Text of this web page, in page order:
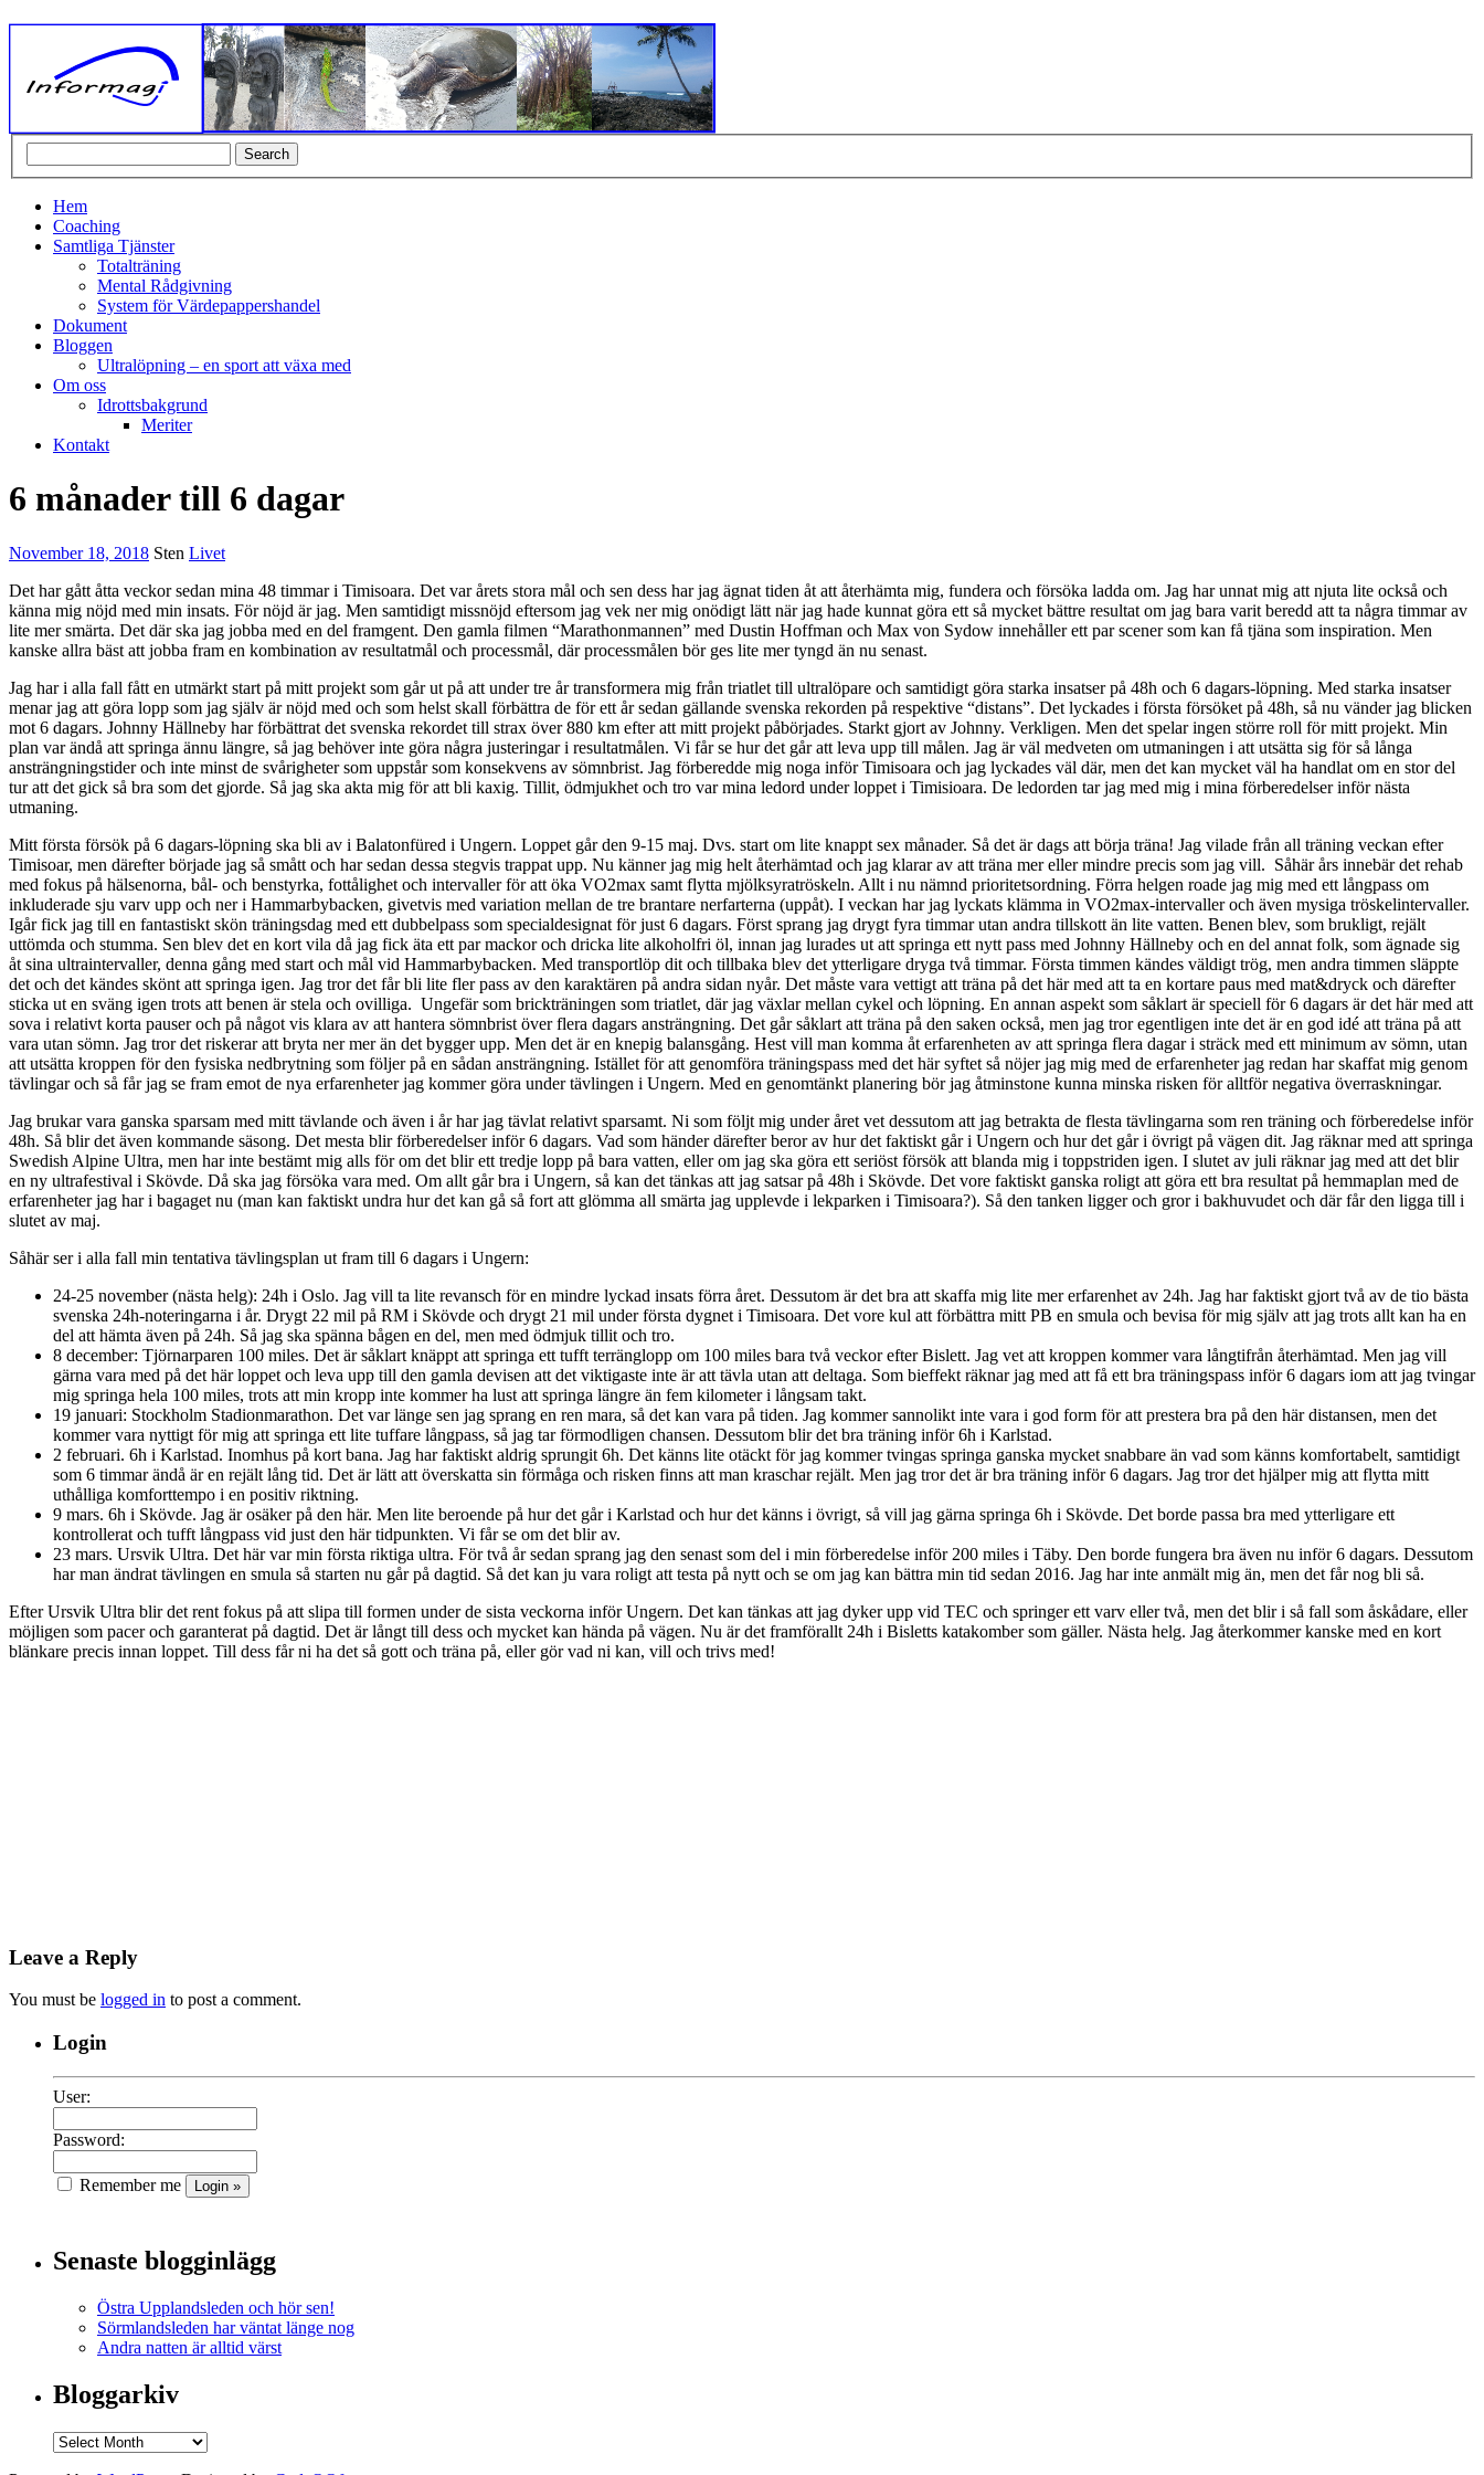
Search
Hem
Coaching
Samtliga Tjänster
Totalträning
Mental Rådgivning
System för Värdepappershandel
Dokument
Bloggen
Ultralöpning – en sport att växa med
Om oss
Idrottsbakgrund
Meriter
Kontakt
6 månader till 6 dagar
November 18, 2018 Sten Livet
Det har gått åtta veckor sedan mina 48 timmar i Timisoara. Det var årets stora mål och sen dess har jag ägnat tiden åt att återhämta mig, fundera och försöka ladda om. Jag har unnat mig att njuta lite också och
känna mig nöjd med min insats. För nöjd är jag. Men samtidigt missnöjd eftersom jag vek ner mig onödigt lätt när jag hade kunnat göra ett så mycket bättre resultat om jag bara varit beredd att ta några timmar av
lite mer smärta. Det där ska jag jobba med en del framgent. Den gamla filmen “Marathonmannen” med Dustin Hoffman och Max von Sydow innehåller ett par scener som kan få tjäna som inspiration. Men
kanske allra bäst att jobba fram en kombination av resultatmål och processmål, där processmålen bör ges lite mer tyngd än nu senast.
Jag har i alla fall fått en utmärkt start på mitt projekt som går ut på att under tre år transformera mig från triatlet till ultralöpare och samtidigt göra starka insatser på 48h och 6 dagars-löpning. Med starka insatser
menar jag att göra lopp som jag själv är nöjd med och som helst skall förbättra de för ett år sedan gällande svenska rekorden på respektive “distans”. Det lyckades i första försöket på 48h, så nu vänder jag blicken
mot 6 dagars. Johnny Hällneby har förbättrat det svenska rekordet till strax över 880 km efter att mitt projekt påbörjades. Starkt gjort av Johnny. Verkligen. Men det spelar ingen större roll för mitt projekt. Min
plan var ändå att springa ännu längre, så jag behöver inte göra några justeringar i resultatmålen. Vi får se hur det går att leva upp till målen. Jag är väl medveten om utmaningen i att utsätta sig för så långa
ansträngningstider och inte minst de svårigheter som uppstår som konsekvens av sömnbrist. Jag förberedde mig noga inför Timisoara och jag lyckades väl där, men det kan mycket väl ha handlat om en stor del
tur att det gick så bra som det gjorde. Så jag ska akta mig för att bli kaxig. Tillit, ödmjukhet och tro var mina ledord under loppet i Timisioara. De ledorden tar jag med mig i mina förberedelser inför nästa
utmaning.
Mitt första försök på 6 dagars-löpning ska bli av i Balatonfüred i Ungern. Loppet går den 9-15 maj. Dvs. start om lite knappt sex månader. Så det är dags att börja träna! Jag vilade från all träning veckan efter
Timisoar, men därefter började jag så smått och har sedan dessa stegvis trappat upp. Nu känner jag mig helt återhämtad och jag klarar av att träna mer eller mindre precis som jag vill. Såhär års innebär det rehab
med fokus på hälsenorna, bål- och benstyrka, fottålighet och intervaller för att öka VO2max samt flytta mjölksyratröskeln. Allt i nu nämnd prioritetsordning. Förra helgen roade jag mig med ett långpass om
inkluderade sju varv upp och ner i Hammarbybacken, givetvis med variation mellan de tre brantare nerfarterna (uppåt). I veckan har jag lyckats klämma in VO2max-intervaller och även mysiga tröskelintervaller.
Igår fick jag till en fantastiskt skön träningsdag med ett dubbelpass som specialdesignat för just 6 dagars. Först sprang jag drygt fyra timmar utan andra tillskott än lite vatten. Benen blev, som brukligt, rejält
uttömda och stumma. Sen blev det en kort vila då jag fick äta ett par mackor och dricka lite alkoholfri öl, innan jag lurades ut att springa ett nytt pass med Johnny Hällneby och en del annat folk, som ägnade sig
åt sina ultraintervaller, denna gång med start och mål vid Hammarbybacken. Med transportlöp dit och tillbaka blev det ytterligare dryga två timmar. Första timmen kändes väldigt trög, men andra timmen släppte
det och det kändes skönt att springa igen. Jag tror det får bli lite fler pass av den karaktären på andra sidan nyår. Det måste vara vettigt att träna på det här med att ta en kortare paus med mat&dryck och därefter
sticka ut en sväng igen trots att benen är stela och ovilliga. Ungefär som brickträningen som triatlet, där jag växlar mellan cykel och löpning. En annan aspekt som såklart är speciell för 6 dagars är det här med att
sova i relativt korta pauser och på något vis klara av att hantera sömnbrist över flera dagars ansträngning. Det går såklart att träna på den saken också, men jag tror egentligen inte det är en god idé att träna på att
vara utan sömn. Jag tror det riskerar att bryta ner mer än det bygger upp. Men det är en knepig balansgång. Hest vill man komma åt erfarenheten av att springa flera dagar i sträck med ett minimum av sömn, utan
att utsätta kroppen för den fysiska nedbrytning som följer på en sådan ansträngning. Istället för att genomföra träningspass med det här syftet så nöjer jag mig med de erfarenheter jag redan har skaffat mig genom
tävlingar och så får jag se fram emot de nya erfarenheter jag kommer göra under tävlingen i Ungern. Med en genomtänkt planering bör jag åtminstone kunna minska risken för alltför negativa överraskningar.
Jag brukar vara ganska sparsam med mitt tävlande och även i år har jag tävlat relativt sparsamt. Ni som följt mig under året vet dessutom att jag betrakta de flesta tävlingarna som ren träning och förberedelse inför
48h. Så blir det även kommande säsong. Det mesta blir förberedelser inför 6 dagars. Vad som händer därefter beror av hur det faktiskt går i Ungern och hur det går i övrigt på vägen dit. Jag räknar med att springa
Swedish Alpine Ultra, men har inte bestämt mig alls för om det blir ett tredje lopp på bara vatten, eller om jag ska göra ett seriöst försök att blanda mig i toppstriden igen. I slutet av juli räknar jag med att det blir
en ny ultrafestival i Skövde. Då ska jag försöka vara med. Om allt går bra i Ungern, så kan det tänkas att jag satsar på 48h i Skövde. Det vore faktiskt ganska roligt att göra ett bra resultat på hemmaplan med de
erfarenheter jag har i bagaget nu (man kan faktiskt undra hur det kan gå så fort att glömma all smärta jag upplevde i lekparken i Timisoara?). Så den tanken ligger och gror i bakhuvudet och där får den ligga till i
slutet av maj.
Såhär ser i alla fall min tentativa tävlingsplan ut fram till 6 dagars i Ungern:
24-25 november (nästa helg): 24h i Oslo. Jag vill ta lite revansch för en mindre lyckad insats förra året. Dessutom är det bra att skaffa mig lite mer erfarenhet av 24h. Jag har faktiskt gjort två av de tio bästa
svenska 24h-noteringarna i år. Drygt 22 mil på RM i Skövde och drygt 21 mil under första dygnet i Timisoara. Det vore kul att förbättra mitt PB en smula och bevisa för mig själv att jag trots allt kan ha en
del att hämta även på 24h. Så jag ska spänna bågen en del, men med ödmjuk tillit och tro.
8 december: Tjörnarparen 100 miles. Det är såklart knäppt att springa ett tufft terränglopp om 100 miles bara två veckor efter Bislett. Jag vet att kroppen kommer vara långtifrån återhämtad. Men jag vill
gärna vara med på det här loppet och leva upp till den gamla devisen att det viktigaste inte är att tävla utan att deltaga. Som bieffekt räknar jag med att få ett bra träningspass inför 6 dagars iom att jag tvingar
mig springa hela 100 miles, trots att min kropp inte kommer ha lust att springa längre än fem kilometer i långsam takt.
19 januari: Stockholm Stadionmarathon. Det var länge sen jag sprang en ren mara, så det kan vara på tiden. Jag kommer sannolikt inte vara i god form för att prestera bra på den här distansen, men det
kommer vara nyttigt för mig att springa ett lite tuffare långpass, så jag tar förmodligen chansen. Dessutom blir det bra träning inför 6h i Karlstad.
2 februari. 6h i Karlstad. Inomhus på kort bana. Jag har faktiskt aldrig sprungit 6h. Det känns lite otäckt för jag kommer tvingas springa ganska mycket snabbare än vad som känns komfortabelt, samtidigt
som 6 timmar ändå är en rejält lång tid. Det är lätt att överskatta sin förmåga och risken finns att man kraschar rejält. Men jag tror det är bra träning inför 6 dagars. Jag tror det hjälper mig att flytta mitt
uthålliga komforttempo i en positiv riktning.
9 mars. 6h i Skövde. Jag är osäker på den här. Men lite beroende på hur det går i Karlstad och hur det känns i övrigt, så vill jag gärna springa 6h i Skövde. Det borde passa bra med ytterligare ett
kontrollerat och tufft långpass vid just den här tidpunkten. Vi får se om det blir av.
23 mars. Ursvik Ultra. Det här var min första riktiga ultra. För två år sedan sprang jag den senast som del i min förberedelse inför 200 miles i Täby. Den borde fungera bra även nu inför 6 dagars. Dessutom
har man ändrat tävlingen en smula så starten nu går på dagtid. Så det kan ju vara roligt att testa på nytt och se om jag kan bättra min tid sedan 2016. Jag har inte anmält mig än, men det får nog bli så.
Efter Ursvik Ultra blir det rent fokus på att slipa till formen under de sista veckorna inför Ungern. Det kan tänkas att jag dyker upp vid TEC och springer ett varv eller två, men det blir i så fall som åskådare, eller
möjligen som pacer och garanterat på dagtid. Det är långt till dess och mycket kan hända på vägen. Nu är det framförallt 24h i Bisletts katakomber som gäller. Nästa helg. Jag återkommer kanske med en kort
blänkare precis innan loppet. Till dess får ni ha det så gott och träna på, eller gör vad ni kan, vill och trivs med!
Leave a Reply
You must be logged in to post a comment.
Login
User:
Password:
Remember me
Senaste blogginlägg
Östra Upplandsleden och hör sen!
Sörmlandsleden har väntat länge nog
Andra natten är alltid värst
Bloggarkiv
Bloggarkiv